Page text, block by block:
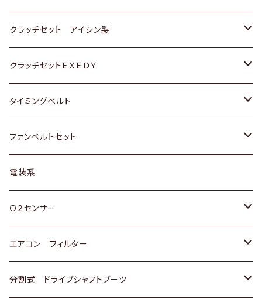
スバル
スバル
ダイハツ
マツダ
三菱
スバル
日野
ＷＡＧＥＮ
アストロ（シボレー）
クライスラー
ＶＯＬＶＯ
スズキ
日産
ダイハツ
マツダ
三菱
スバル
ダイハツ
日産
ホンダ
マツダ
トヨタ
クラッチセット アイシン製
ホンダ
スズキ
ダイハツ
マツダ
三菱
スバル
クラッチセットＥＸＥＤＹ
ホンダ
スズキ
日産
ダイハツ
マツダ
三菱
タイミングベルト
トヨタ
スズキ
ダイハツ
三菱
スバル
ファンベルトセット
トヨタ
ホンダ
スズキ
日産
電装系
Ｏ２センサー
トヨタ
ホンダ
エアコン フィルター
トヨタ
分割式 ドライブシャフトブーツ